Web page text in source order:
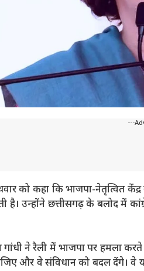
---
बुधवार को कहा कि भाजपा-नेतृत्वित
है। उन्होंने छत्तीसगढ़ के बलोद में
गांधी ने रैली में भाजपा पर हमला
और वे संविधान को बदल देंगे।